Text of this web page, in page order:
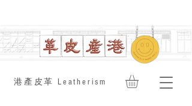
​港產皮革 Leatherism